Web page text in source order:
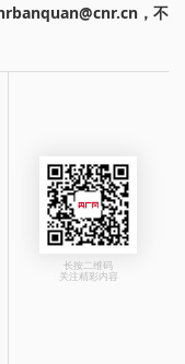
，不
长按二维码
关注精彩内容